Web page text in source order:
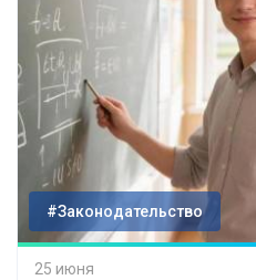
#Законодательство
25 июня